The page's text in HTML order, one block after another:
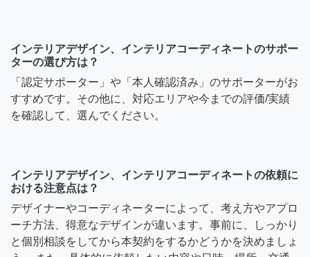
インテリアデザイン、インテリアコーディネートのサポー
ターの選び方は？
「認定サポーター」や「本人確認済み」のサポーターがお
すすめです。その他に、対応エリアや今までの評価/実績
を確認して、選んでください。
インテリアデザイン、インテリアコーディネートの依頼に
おける注意点は？
デザイナーやコーディネーターによって、考え方やアプロ
ーチ方法、得意なデザインが違います。事前に、しっかり
と個別相談をしてから本契約をするかどうかを決めましょ